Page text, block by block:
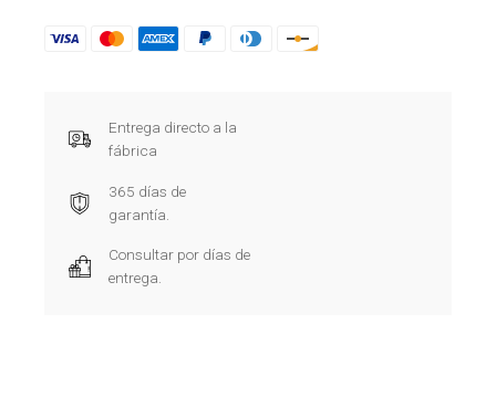
Entrega directo a la
fábrica
365 días de
garantía.
Consultar por días de
entrega.